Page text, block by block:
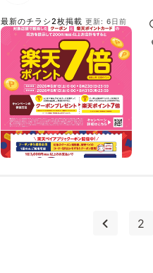
最新のチラシ2枚掲載 更新: 6日前
2